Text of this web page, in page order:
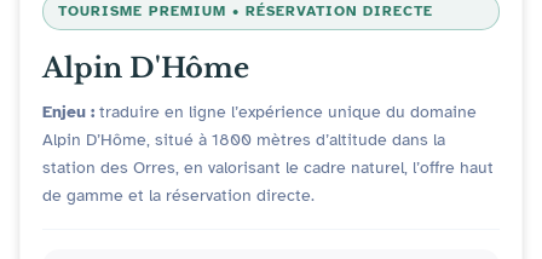
TOURISME PREMIUM • RÉSERVATION DIRECTE
Alpin D'Hôme
Enjeu : traduire en ligne l’expérience unique du domaine
Alpin D’Hôme, situé à 1800 mètres d’altitude dans la
station des Orres, en valorisant le cadre naturel, l’offre haut
de gamme et la réservation directe.